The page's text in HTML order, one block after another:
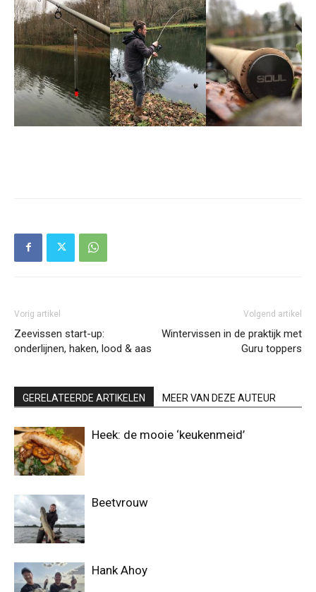
Vorig artikel
Zeevissen start-up:
onderlijnen, haken, lood & aas
Volgend artikel
Wintervissen in de praktijk met
Guru toppers
GERELATEERDE ARTIKELEN MEER VAN DEZE AUTEUR
Heek: de mooie ‘keukenmeid’
Beetvrouw
Hank Ahoy